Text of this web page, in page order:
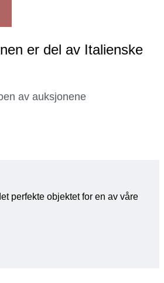
er del av Italienske
av auksjonene
perfekte objektet for en av våre